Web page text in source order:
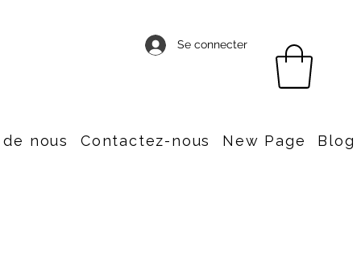
Se connecter
nous Contactez-nous New Page Blog